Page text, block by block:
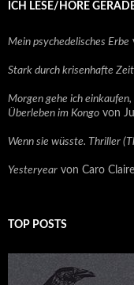
ICH LESE/HÖRE
Mein psychedelisches Erbe
Stark durch krisenhafte
Morgen gehe ich
Überleben im Kongo von
Wenn sie wüsste. Thriller
Yesteryear von Caro
TOP POSTS